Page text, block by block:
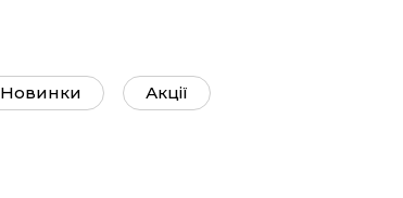
Новинки Акції